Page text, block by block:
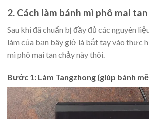
2. Cách làm bánh mì phô mai
Sau khi đã chuẩn bị đầy đủ các nguyên
làm của bạn bây giờ là bắt tay vào thực
mì phô mai tan chảy này thôi.
Bước 1: Làm Tangzhong (giúp bánh